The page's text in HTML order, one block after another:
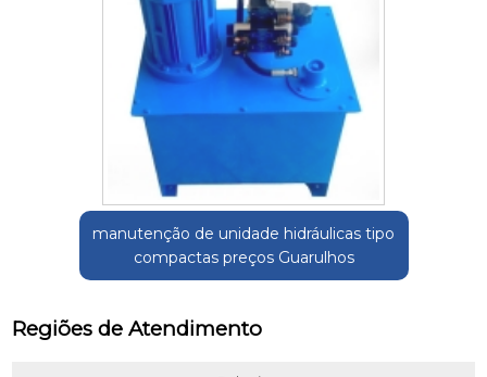
manutenção de unidade hidráulicas tipo
compactas preços Guarulhos
Regiões de Atendimento